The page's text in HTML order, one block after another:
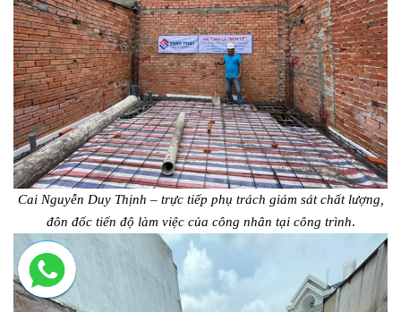
Cai Nguyễn Duy Thịnh – trực tiếp phụ trách giám sát chất lượng,
đôn đốc tiến độ làm việc của công nhân tại công trình.